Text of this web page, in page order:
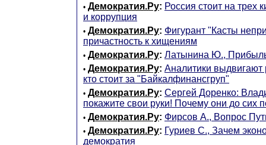
• Демократия.Ру: Россия стоит на трех
и коррупция
• Демократия.Ру: Фигурант "Касты
причастность к хищениям
• Демократия.Ру: Латынина Ю., Прибыль
• Демократия.Ру: Аналитики
кто стоит за "Байкалфинансгруп"
• Демократия.Ру: Сергей Доренко:
покажите свои руки! Почему они до сих
• Демократия.Ру: Фирсов А., Вопрос
• Демократия.Ру: Гуриев С., Зачем
демократия